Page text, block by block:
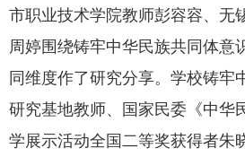
市职业技术学院教师彭容容、无
周婷围绕铸牢中华民族共同体意
同维度作了研究分享。学校铸牢
研究基地教师、国家民委《中华
学展示活动全国二等奖获得者朱